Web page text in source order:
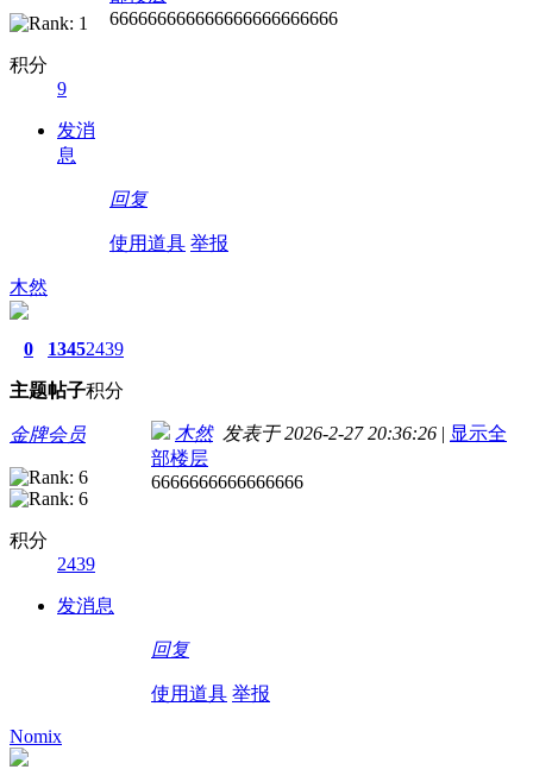
积分
9
发消
息
666666666666666666666666
回复
使用道具 举报
木然
0
主题
1345
帖子
2439
积分
金牌会员
积分
2439
发消息
木然发表于 2026-2-27 20:36:26 | 显示全
部楼层
6666666666666666
回复
使用道具 举报
Nomix